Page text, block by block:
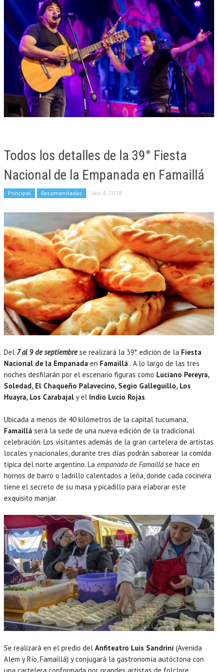
Todos los detalles de la 39° Fiesta
Nacional de la Empanada en Famaillá
Principal Recomendadas Sep 4, 2018
Del 7 al 9 de septiembrese realizará la 39° edición de la Fiesta
Nacional de la Empanada en Famaillá . A lo largo de las tres
noches desfilarán por el escenario figuras como Luciano Pereyra,
Soledad, El Chaqueño Palavecino, Segio Galleguillo, Los
Huayra, Los Carabajal y el Indio Lucio Rojas.
Ubicada a menos de 40 kilómetros de la capital tucumana,
Famaillá será la sede de una nueva edición de la tradicional
celebración. Los visitantes además de la gran cartelera de artistas
locales y nacionales, durante tres días podrán saborear la comida
típica del norte argentino. La empanada de Famaillá se hace en
hornos de barro o ladrillo calentados a leña, donde cada cocinera
tiene el secreto de su masa y picadillo para elaborar este
exquisito manjar.
Se realizará en el predio del Anfiteatro Luis Sandrini (Avenida
Alem y Río, Famaillá) y conjugará la gastronomía autóctona con